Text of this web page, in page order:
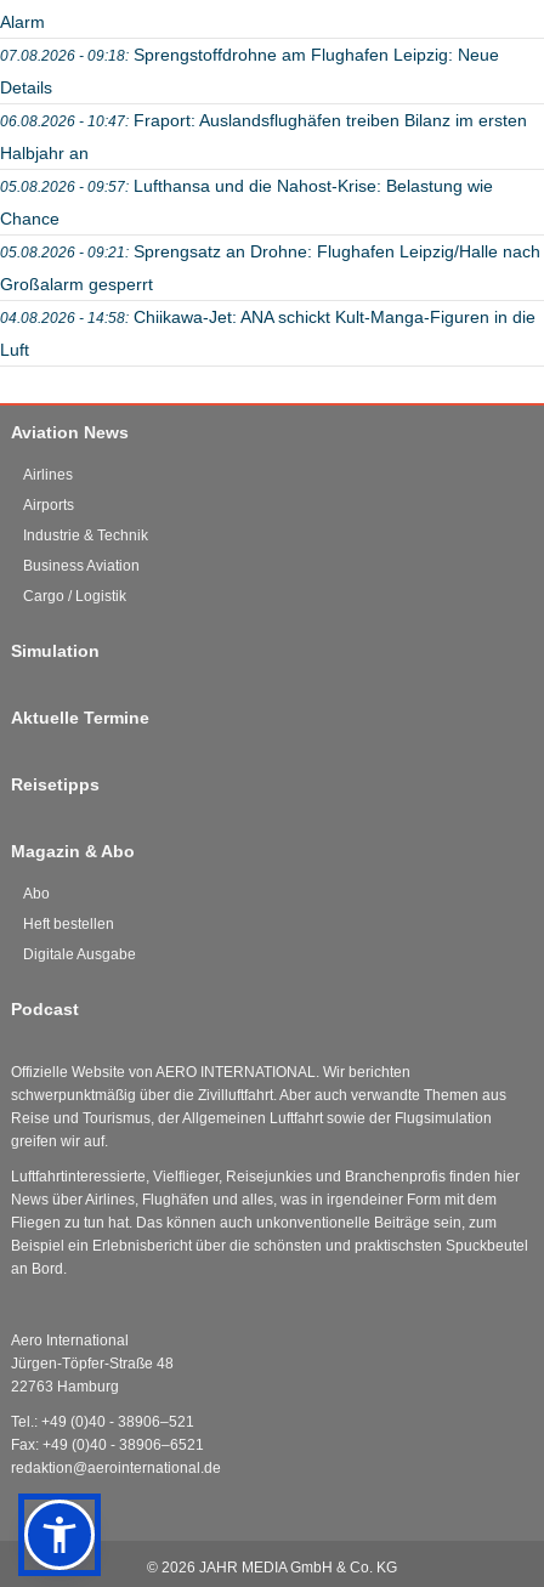
Alarm
07.08.2026 - 09:18: Sprengstoffdrohne am Flughafen Leipzig: Neue
Details
06.08.2026 - 10:47: Fraport: Auslandsflughäfen treiben Bilanz im ersten
Halbjahr an
05.08.2026 - 09:57: Lufthansa und die Nahost-Krise: Belastung wie
Chance
05.08.2026 - 09:21: Sprengsatz an Drohne: Flughafen Leipzig/Halle nach
Großalarm gesperrt
04.08.2026 - 14:58: Chiikawa-Jet: ANA schickt Kult-Manga-Figuren in die
Luft
Aviation News
Airlines
Airports
Industrie & Technik
Business Aviation
Cargo / Logistik
Simulation
Aktuelle Termine
Reisetipps
Magazin & Abo
Abo
Heft bestellen
Digitale Ausgabe
Podcast
Offizielle Website von AERO INTERNATIONAL. Wir berichten
schwerpunktmäßig über die Zivilluftfahrt. Aber auch verwandte Themen aus
Reise und Tourismus, der Allgemeinen Luftfahrt sowie der Flugsimulation
greifen wir auf.
Luftfahrtinteressierte, Vielflieger, Reisejunkies und Branchenprofis finden hier
News über Airlines, Flughäfen und alles, was in irgendeiner Form mit dem
Fliegen zu tun hat. Das können auch unkonventionelle Beiträge sein, zum
Beispiel ein Erlebnisbericht über die schönsten und praktischsten Spuckbeutel
an Bord.
Aero International
Jürgen-Töpfer-Straße 48
22763 Hamburg
Tel.: +49 (0)40 - 38906–521
Fax: +49 (0)40 - 38906–6521
redaktion@aerointernational.de
© 2026 JAHR MEDIA GmbH & Co. KG